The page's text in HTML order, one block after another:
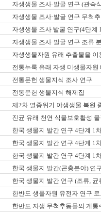
자생생물 조사·발굴 연구 (관속
자생생물 조사·발굴 연구 무척
자생생물 조사 발굴 연구(4단계
자생생물 조사·발굴 연구 조류
자생생물자원 유래 추출물을
전통누룩 유래 자생 미생물자
전통문헌 생물지식 조사 연구
전통문헌 생물지식 해제집
제2차 멸종위기 야생생물 복원
진균 유래 천연 식물보호활성
한국 생물지 발간 연구 4단계 1
한국 생물지 발간 연구 4단계 1
서
한국 생물지 발간 연구 4단계 1
한국 생물지 발간(곤충분야) 연
한국 생물지 발간 연구 (조류,
한반도 생물자원 유전자 연구
(1차년도)
한반도 자생 무척추동물의 계